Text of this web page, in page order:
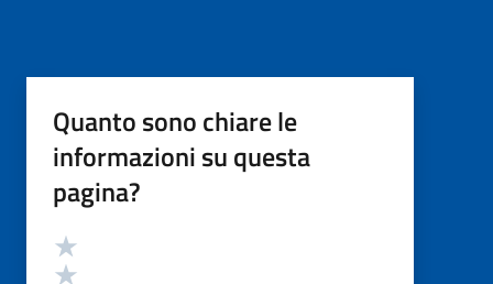
Quanto sono chiare le
informazioni su questa
pagina?
Valutazione